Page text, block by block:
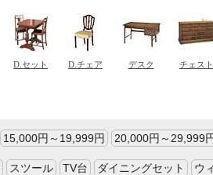
15,000円～19,999円 20,000円～29,999
スツール TV台 ダイニングセット ウ